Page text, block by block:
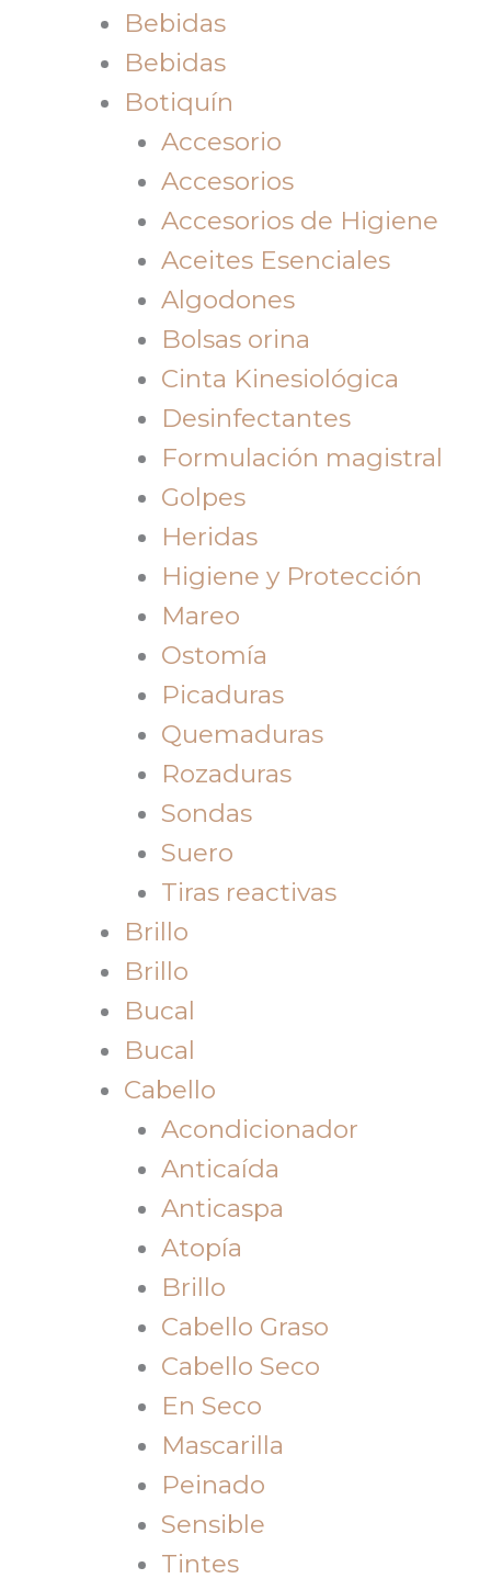
Bebidas
Bebidas
Botiquín
Accesorio
Accesorios
Accesorios de Higiene
Aceites Esenciales
Algodones
Bolsas orina
Cinta Kinesiológica
Desinfectantes
Formulación magistral
Golpes
Heridas
Higiene y Protección
Mareo
Ostomía
Picaduras
Quemaduras
Rozaduras
Sondas
Suero
Tiras reactivas
Brillo
Brillo
Bucal
Bucal
Cabello
Acondicionador
Anticaída
Anticaspa
Atopía
Brillo
Cabello Graso
Cabello Seco
En Seco
Mascarilla
Peinado
Sensible
Tintes